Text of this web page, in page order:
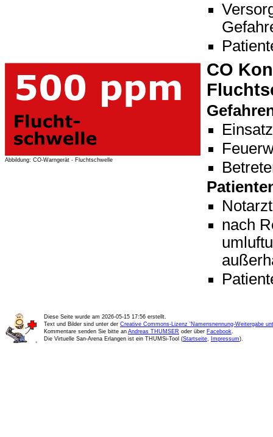
Abbildung: CO-Warngerät - Fluchtschwelle
CO
nach
Diese Seite wurde am 2026-05-15 17:56 erstellt.
Text und Bilder sind unter der Creative Commons-Lizenz 'Namensnennung-Weitergabe
Kommentare senden Sie bitte an Andreas THUMSER oder über Facebook.
Die Virtuelle San-Arena Erlangen ist ein THUMSi-Tool (Startseite, Impressum).